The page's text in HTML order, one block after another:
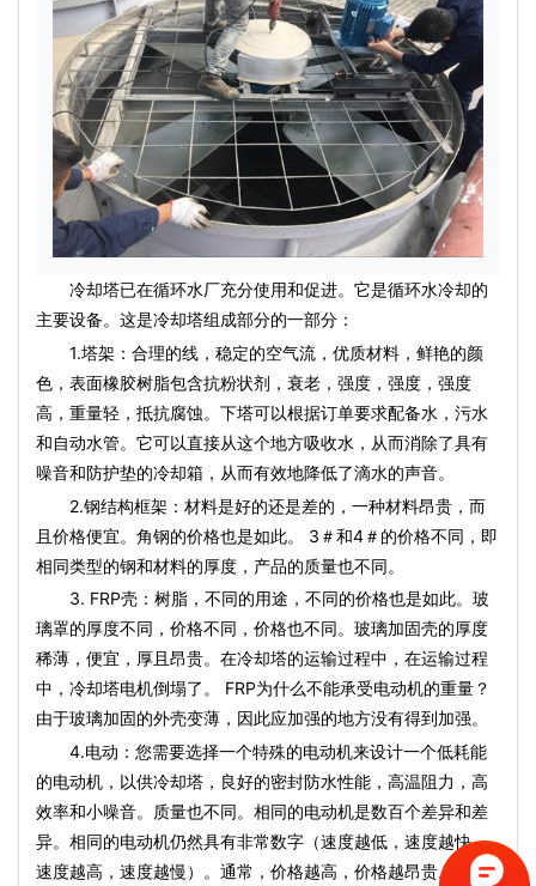
冷却塔已在循环水厂充分使用和促进。它是循环水冷却的
主要设备。这是冷却塔组成部分的一部分：
1.塔架：合理的线，稳定的空气流，优质材料，鲜艳的颜
色，表面橡胶树脂包含抗粉状剂，衰老，强度，强度，强度
高，重量轻，抵抗腐蚀。下塔可以根据订单要求配备水，污水
和自动水管。它可以直接从这个地方吸收水，从而消除了具有
噪音和防护垫的冷却箱，从而有效地降低了滴水的声音。
2.钢结构框架：材料是好的还是差的，一种材料昂贵，而
且价格便宜。角钢的价格也是如此。 3＃和4＃的价格不同，即
相同类型的钢和材料的厚度，产品的质量也不同。
3. FRP壳：树脂，不同的用途，不同的价格也是如此。玻
璃罩的厚度不同，价格不同，价格也不同。玻璃加固壳的厚度
稀薄，便宜，厚且昂贵。在冷却塔的运输过程中，在运输过程
中，冷却塔电机倒塌了。 FRP为什么不能承受电动机的重量？
由于玻璃加固的外壳变薄，因此应加强的地方没有得到加强。
4.电动：您需要选择一个特殊的电动机来设计一个低耗能
的电动机，以供冷却塔，良好的密封防水性能，高温阻力，高
效率和小噪音。质量也不同。相同的电动机是数百个差异和差
异。相同的电动机仍然具有非常数字（速度越低，速度越快，
速度越高，速度越慢）。通常，价格越高，价格越昂贵。组件